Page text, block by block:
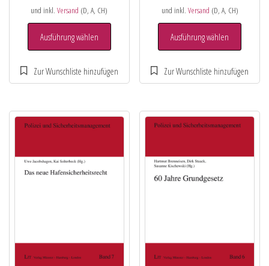
und inkl.Versand (D, A, CH)
Ausführung wählen
und inkl. Versand (D, A, CH)
Ausführung wählen